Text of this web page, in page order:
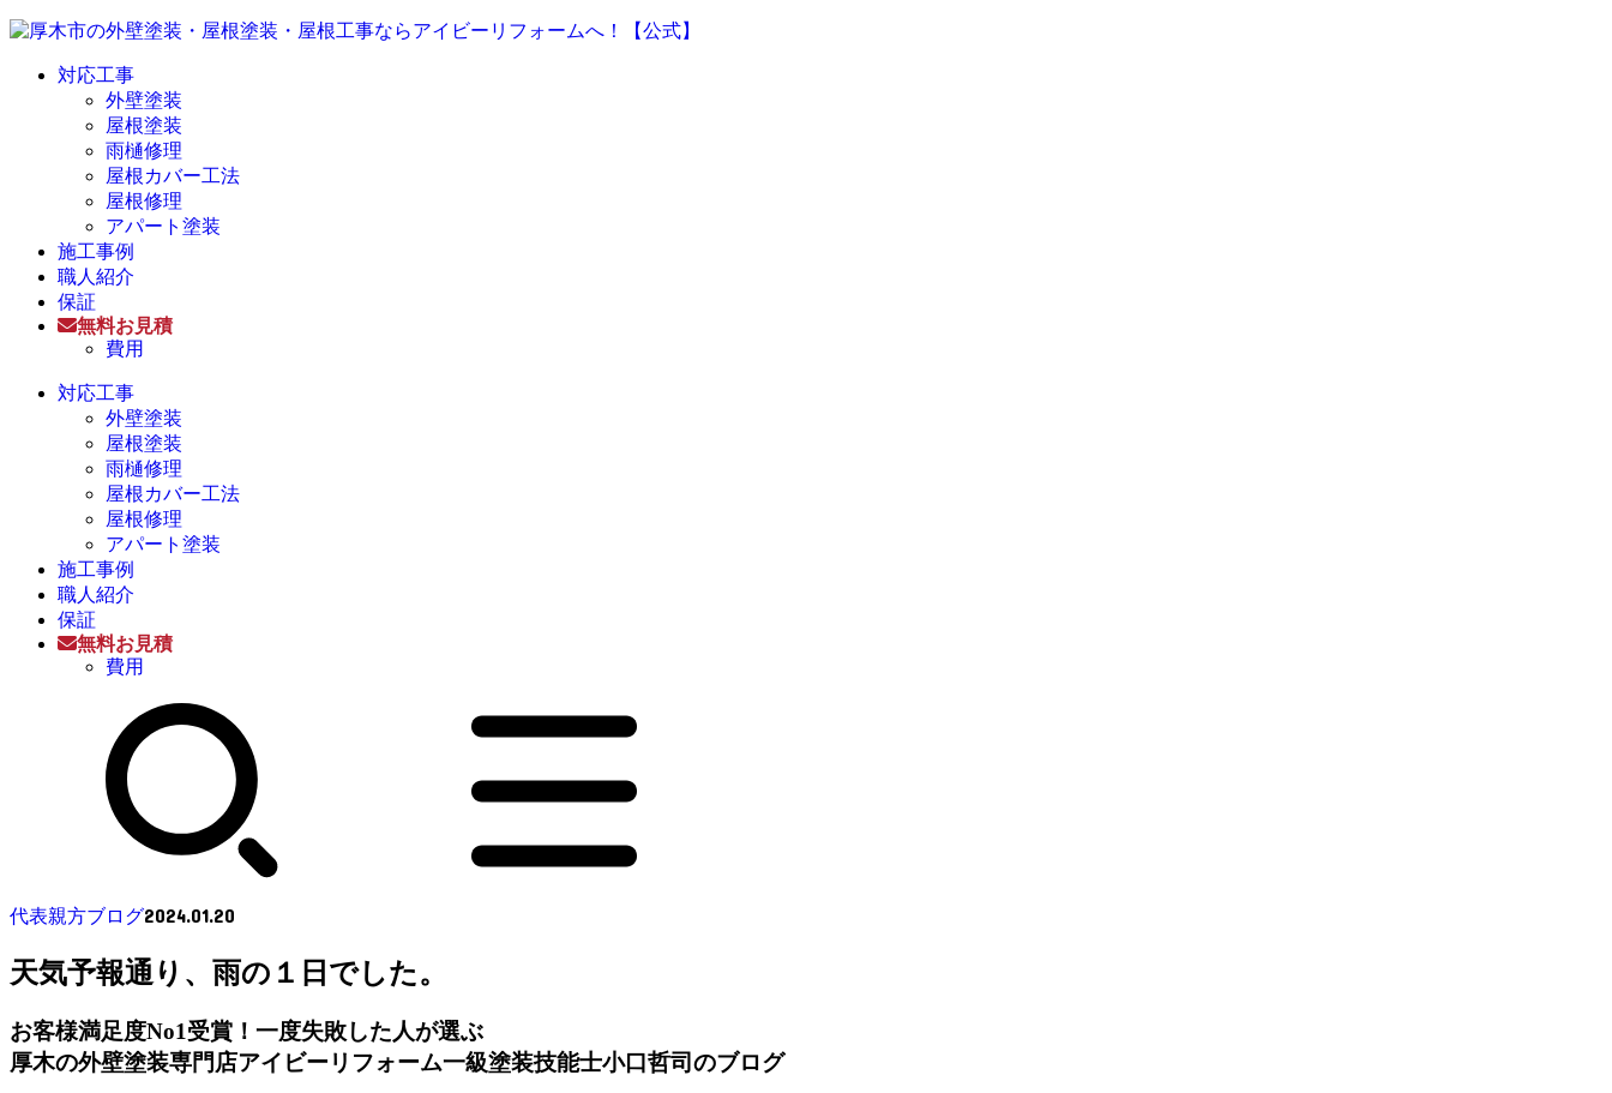
対応工事
外壁塗装
屋根塗装
雨樋修理
屋根カバー工法
屋根修理
アパート塗装
施工事例
職人紹介
保証
無料お見積
費用
対応工事
外壁塗装
屋根塗装
雨樋修理
屋根カバー工法
屋根修理
アパート塗装
施工事例
職人紹介
保証
無料お見積
費用
代表親方ブログ2024.01.20
天気予報通り、雨の１日でした。
お客様満足度No1受賞！一度失敗した人が選ぶ
厚木の外壁塗装専門店アイビーリフォーム一級塗装技能士小口哲司のブログ